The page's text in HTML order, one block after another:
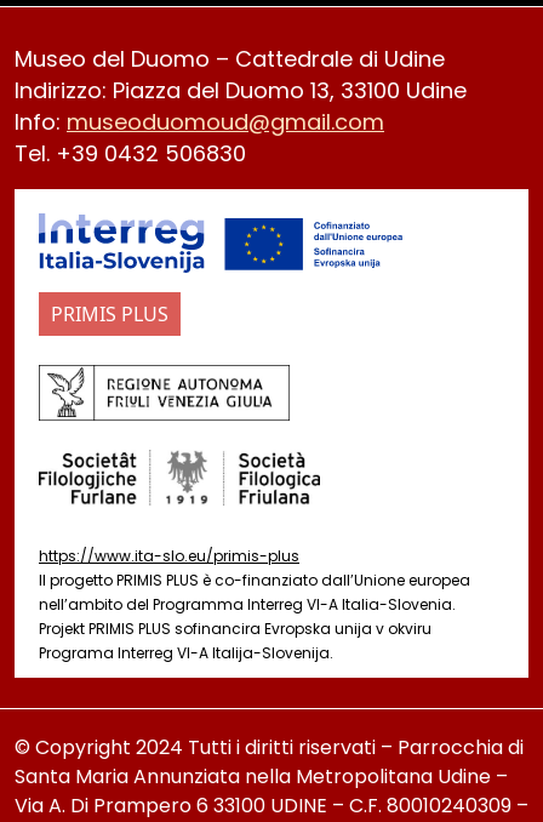
Museo del Duomo – Cattedrale di Udine
Indirizzo: Piazza del Duomo 13, 33100 Udine
Info: museoduomoud@gmail.com
Tel. +39 0432 506830
PRIMIS PLUS
https://www.ita-slo.eu/primis-plus
Il progetto PRIMIS PLUS è co-finanziato dall’Unione europea
nell’ambito del Programma Interreg VI-A Italia-Slovenia.
Projekt PRIMIS PLUS sofinancira Evropska unija v okviru
Programa Interreg VI-A Italija-Slovenija.
© Copyright 2024 Tutti i diritti riservati – Parrocchia di
Santa Maria Annunziata nella Metropolitana Udine –
Via A. Di Prampero 6 33100 UDINE – C.F. 80010240309 –